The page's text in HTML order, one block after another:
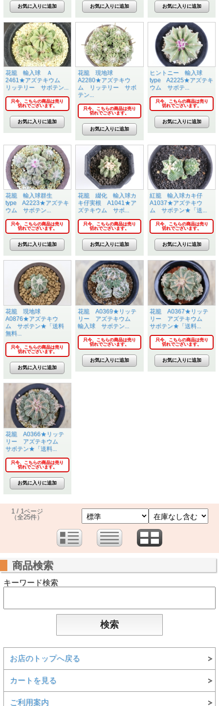
花籠 輸入球 Ａ
2461★アズテキウム
リッテリー サボテン...
只今、こちらの商品は売り
切れでございます。
花籠 現地球
A2280★アズテキウ
ム リッテリー サボ
テン...
只今、こちらの商品は売り
切れでございます。
ヒントニー 輸入球
type A2225★アズテキ
ウム サボテ...
只今、こちらの商品は売り
切れでございます。
花籠 輸入球群生
type A2223★アズテキ
ウム サボテン...
只今、こちらの商品は売り
切れでございます。
花籠 綴化 輸入球カ
キ仔実根 A1041★ア
ズテキウム サボ...
只今、こちらの商品は売り
切れでございます。
紅籠 輸入球カキ仔
A1037★アズテキウ
ム サボテン★「送...
只今、こちらの商品は売り
切れでございます。
花籠 現地球
A0876★アズテキウ
ム サボテン★「送料
無料...
只今、こちらの商品は売り
切れでございます。
花籠 A0369★リッテ
リー アズテキウム
輸入球 サボテン...
只今、こちらの商品は売り
切れでございます。
花籠 A0367★リッテ
リー アズテキウム
サボテン★「送料...
只今、こちらの商品は売り
切れでございます。
花籠 A0366★リッテ
リー アズテキウム
サボテン★「送料...
只今、こちらの商品は売り
切れでございます。
1 / 1ページ
（全25件）
商品検索
キーワード検索
お店のトップへ戻る
カートを見る
ご利用案内